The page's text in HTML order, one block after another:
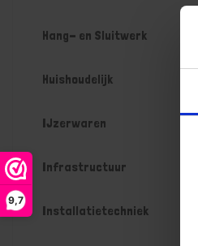
9,7
Hang- en Sluitwerk
Huishoudelijk
IJzerwaren
Infrastructuur
Installatietechniek